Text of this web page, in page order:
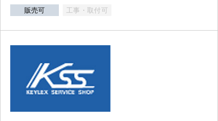
販売可 工事・取付可